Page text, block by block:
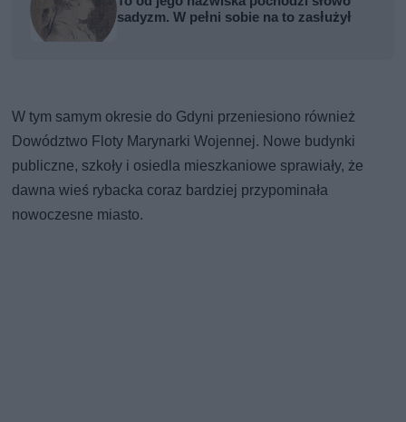
sadyzm. W pełni sobie na to zasłużył
W tym samym okresie do Gdyni przeniesiono również
Dowództwo Floty Marynarki Wojennej. Nowe budynki
publiczne, szkoły i osiedla mieszkaniowe sprawiały, że
dawna wieś rybacka coraz bardziej przypominała
nowoczesne miasto.